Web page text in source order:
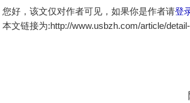
您好，该文仅对作者可见，如果你是作者请登
本文链接为:http://www.usbzh.com/article/